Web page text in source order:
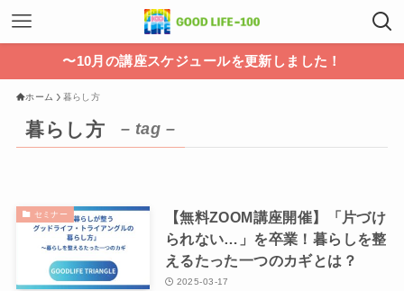
〜10月の講座スケジュールを更新しました！
ホーム 暮らし方
暮らし方 – tag –
セミナー
【無料ZOOM講座開催】「片づけ
られない…」を卒業！暮らしを整
えるたった一つのカギとは？
2025-03-17